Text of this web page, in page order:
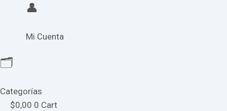
👤
Mi Cuenta
🗂️
Categorías
$0,00 0 Cart